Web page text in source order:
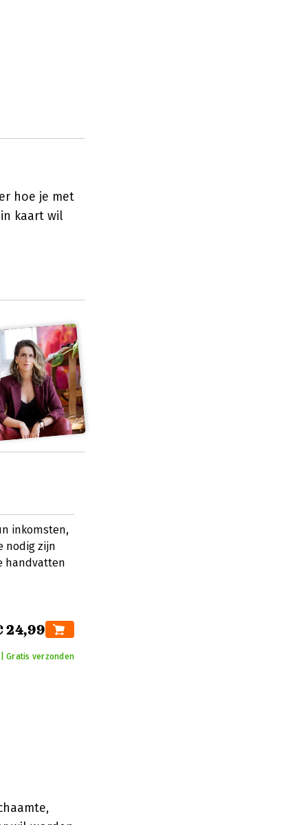
hoe je met
kaart wil
inkomsten,
nodig zijn
handvatten
24,99
Gratis verzonden